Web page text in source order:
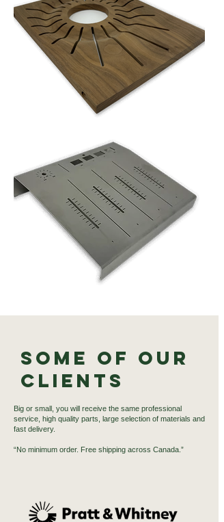
Some of our
Clients
Big or small, you will receive the same professional
service, high quality parts, large selection of materials and
fast delivery.
“No minimum order. Free shipping across Canada.”